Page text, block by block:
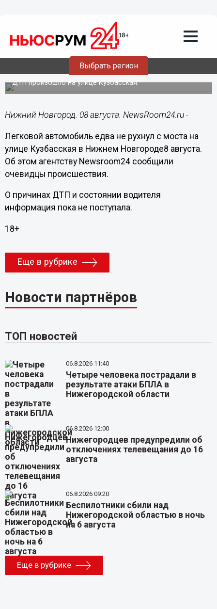
Выбрать регион
08.08.201520:44
Легковой автомобиль повис на
перилах моста в Нижнем Новгороде
ДТП произошло на улице Кузбасская.
Нижний Новгород. 08 августа. NewsRoom24.ru -
Легковой автомобиль едва не рухнул с моста на
улице Кузбасская в Нижнем Новгороде8 августа.
Об этом агентству Newsroom24 сообщили
очевидцы происшествия.
О причинах ДТП и состоянии водителя
информация пока не поступала.
18+
Еще в рубрике
Новости партнёров
ТОП новостей
06.8.2026 11:40
Четыре человека пострадали в
результате атаки БПЛА в
Нижегородской области
06.8.2026 12:00
Нижегородцев предупредили об
отключениях телевещания до 16
августа
06.8.2026 09:20
Беспилотники сбили над
Нижегородской областью в ночь
на 6 августа
Еще в рубрике